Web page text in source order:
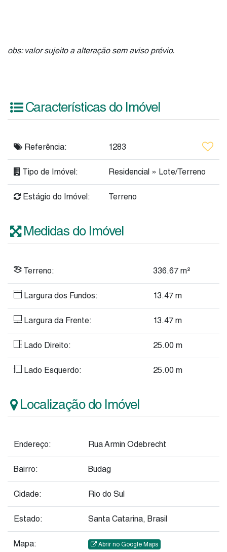
obs: valor sujeito a alteração sem aviso prévio.
Características do Imóvel
Referência: 1283
Tipo de Imóvel: Residencial » Lote/Terreno
Estágio do Imóvel: Terreno
Medidas do Imóvel
Terreno: 336.67 m²
Largura dos Fundos: 13.47 m
Largura da Frente: 13.47 m
Lado Direito: 25.00 m
Lado Esquerdo: 25.00 m
Localização do Imóvel
Endereço: Rua Armin Odebrecht
Bairro: Budag
Cidade: Rio do Sul
Estado: Santa Catarina, Brasil
Mapa: Abrir no Google Maps